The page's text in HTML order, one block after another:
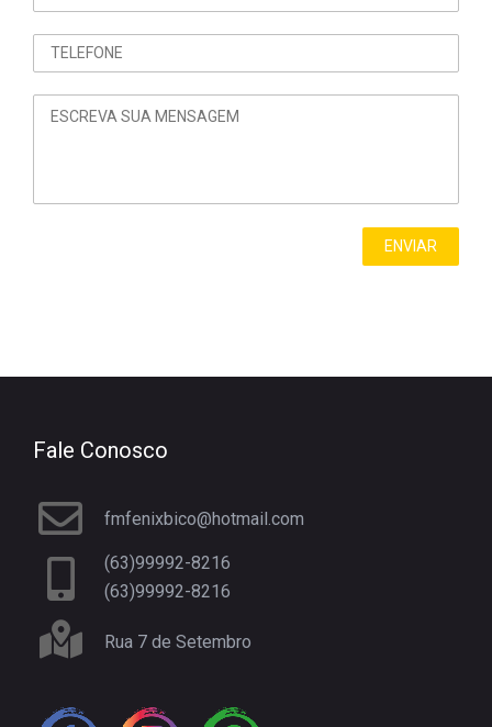
Fale Conosco
fmfenixbico@hotmail.com
(63)99992-8216
(63)99992-8216
Rua 7 de Setembro